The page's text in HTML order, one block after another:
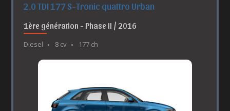
2.0 TDI 177 S-Tronic quattro Urban
1ère génération - Phase II / 2016
Diesel 8 cv 177 ch